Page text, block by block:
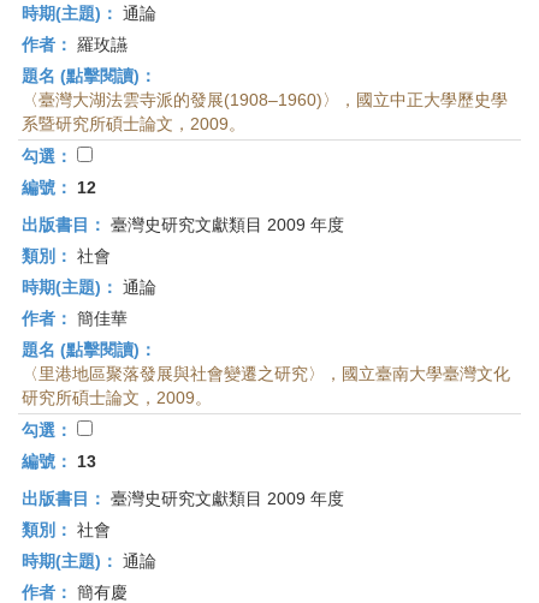
時期(主題)： 通論
作者： 羅玫讌
題名 (點擊閱讀)：
〈臺灣大湖法雲寺派的發展(1908–1960)〉，國立中正大學歷史學
系暨研究所碩士論文，2009。
勾選：
編號：
12
出版書目： 臺灣史研究文獻類目 2009 年度
類別： 社會
時期(主題)： 通論
作者： 簡佳華
題名 (點擊閱讀)：
〈里港地區聚落發展與社會變遷之研究〉，國立臺南大學臺灣文化
研究所碩士論文，2009。
勾選：
編號：
13
出版書目： 臺灣史研究文獻類目 2009 年度
類別： 社會
時期(主題)： 通論
作者： 簡有慶